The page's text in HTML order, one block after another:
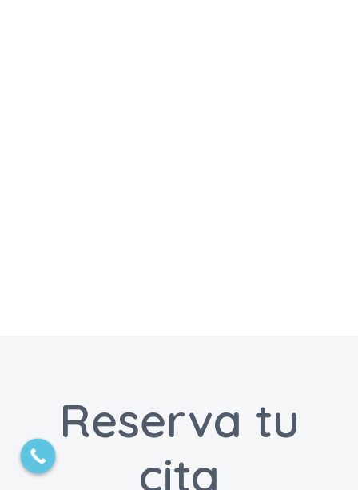
Reserva tu
cita
FacebookTwitter Instagram